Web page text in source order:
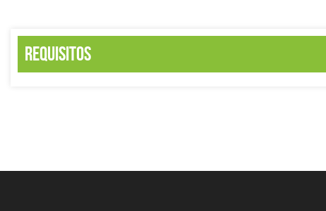
Requisitos